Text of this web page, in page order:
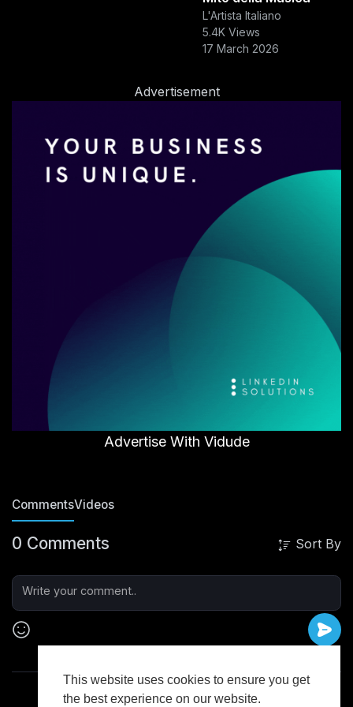
This website uses cookies to ensure you get
the best experience on our website.
L'Artista Italiano
5.4K Views
17 March 2026
Advertisement
Advertise With Vidude
CommentsVideos
0 Comments Sort By